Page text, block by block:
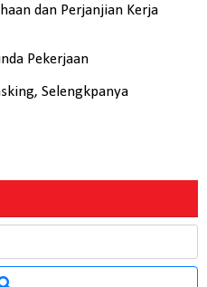
dan Perjanjian Kerja
Pekerjaan
Selengkpanya